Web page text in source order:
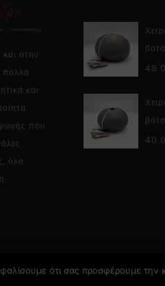
στην
πολλά
και
που
όλα
ότι σας προσφέρουμε την